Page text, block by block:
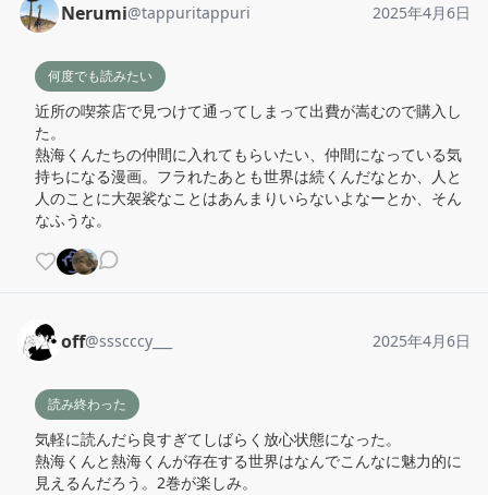
Nerumi@tappuritappuri 2025年4月6日
何度でも読みたい
近所の喫茶店で見つけて通ってしまって出費が嵩むので購入し
た。
熱海くんたちの仲間に入れてもらいたい、仲間になっている気
持ちになる漫画。フラれたあとも世界は続くんだなとか、人と
人のことに大袈裟なことはあんまりいらないよなーとか、そん
なふうな。
off@ssscccy___ 2025年4月6日
読み終わった
気軽に読んだら良すぎてしばらく放心状態になった。
熱海くんと熱海くんが存在する世界はなんでこんなに魅力的に
見えるんだろう。2巻が楽しみ。